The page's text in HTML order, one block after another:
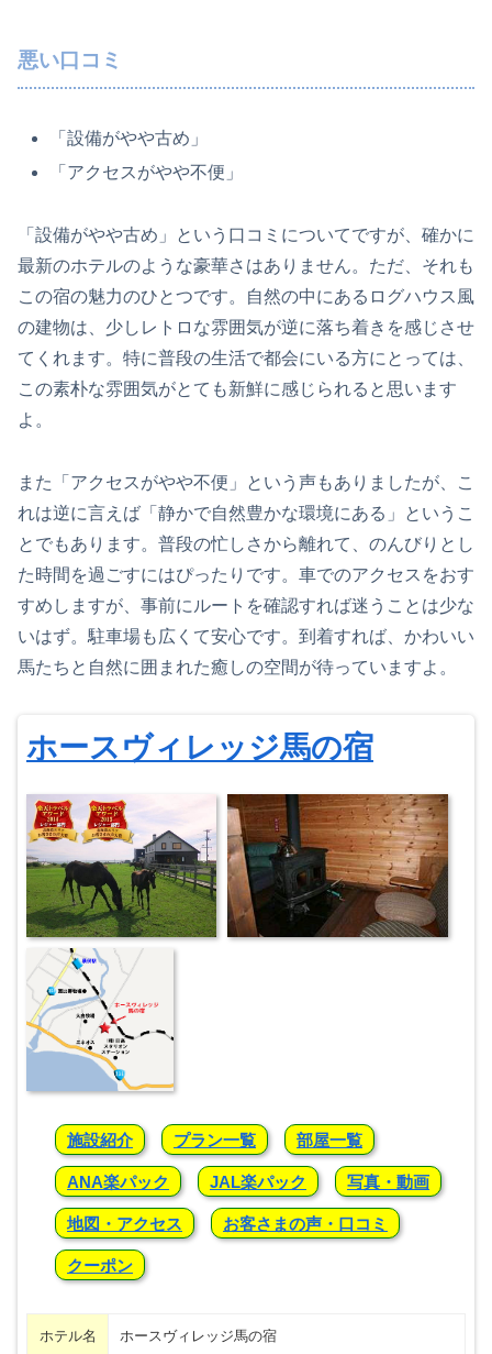
悪い口コミ
「設備がやや古め」
「アクセスがやや不便」
「設備がやや古め」という口コミについてですが、確かに
最新のホテルのような豪華さはありません。ただ、それも
この宿の魅力のひとつです。自然の中にあるログハウス風
の建物は、少しレトロな雰囲気が逆に落ち着きを感じさせ
てくれます。特に普段の生活で都会にいる方にとっては、
この素朴な雰囲気がとても新鮮に感じられると思います
よ。
また「アクセスがやや不便」という声もありましたが、こ
れは逆に言えば「静かで自然豊かな環境にある」というこ
とでもあります。普段の忙しさから離れて、のんびりとし
た時間を過ごすにはぴったりです。車でのアクセスをおす
すめしますが、事前にルートを確認すれば迷うことは少な
いはず。駐車場も広くて安心です。到着すれば、かわいい
馬たちと自然に囲まれた癒しの空間が待っていますよ。
ホースヴィレッジ馬の宿
施設紹介 プラン一覧 部屋一覧
ANA楽パック JAL楽パック 写真・動画
地図・アクセス お客さまの声・口コミ
クーポン
ホテル名 ホースヴィレッジ馬の宿